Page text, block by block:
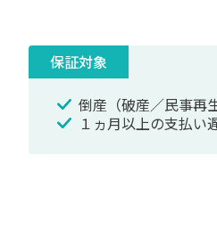
保証対象
倒産 （破産／民事再
１ヵ月以上の支払い